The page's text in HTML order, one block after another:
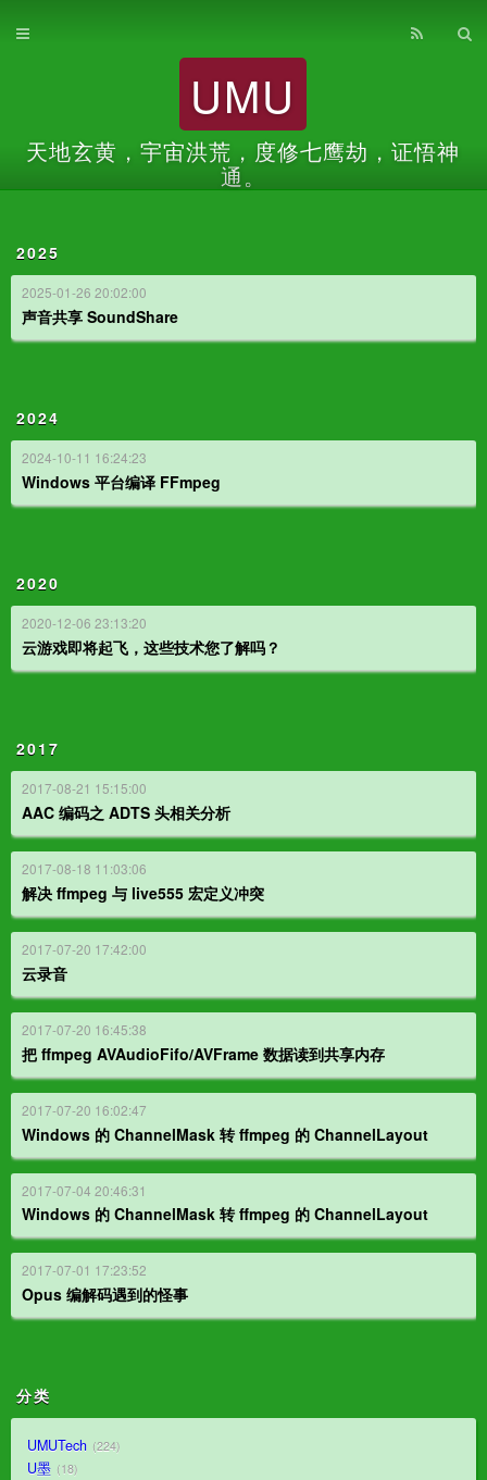
UMU
天地玄黄，宇宙洪荒，度修七鹰劫，证悟神
通。
2025
2025-01-26 20:02:00
声音共享 SoundShare
2024
2024-10-11 16:24:23
Windows 平台编译 FFmpeg
2020
2020-12-06 23:13:20
云游戏即将起飞，这些技术您了解吗？
2017
2017-08-21 15:15:00
AAC 编码之 ADTS 头相关分析
2017-08-18 11:03:06
解决 ffmpeg 与 live555 宏定义冲突
2017-07-20 17:42:00
云录音
2017-07-20 16:45:38
把 ffmpeg AVAudioFifo/AVFrame 数据读到共享内存
2017-07-20 16:02:47
Windows 的 ChannelMask 转 ffmpeg 的 ChannelLayout
2017-07-04 20:46:31
Windows 的 ChannelMask 转 ffmpeg 的 ChannelLayout
2017-07-01 17:23:52
Opus 编解码遇到的怪事
分类
UMUTech 224
U墨 18
首页
关于